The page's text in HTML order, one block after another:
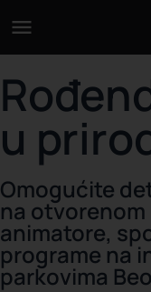
u
Omogućite
na
animatore,
programe na
parkovima